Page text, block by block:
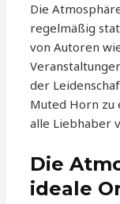
Die
regelmäßig
von Autoren
der
Muted Horn
alle Liebhaber
Die
ideale